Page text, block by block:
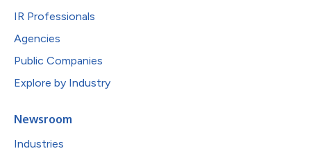
IR Professionals
Agencies
Public Companies
Explore by Industry
Newsroom
Industries